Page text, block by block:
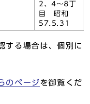
2、4～8丁
目 昭和
57.5.31
する場合は、個別に
のページを御覧くだ